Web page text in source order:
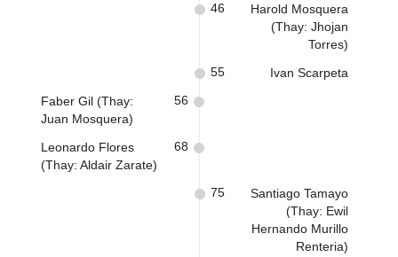
Harold Mosquera
(Thay: Jhojan
Torres)
46
Ivan Scarpeta
55
Faber Gil (Thay:
Juan Mosquera)
56
Leonardo Flores
(Thay: Aldair Zarate)
68
Santiago Tamayo
(Thay: Ewil
Hernando Murillo
Renteria)
75